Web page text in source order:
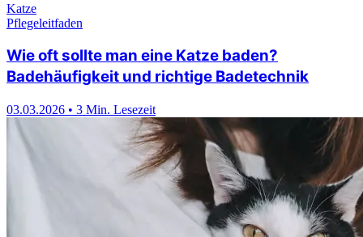
Katze
Pflegeleitfaden
Wie oft sollte man eine Katze baden?
Badehäufigkeit und richtige Badetechnik
03.03.2026 • 3 Min. Lesezeit